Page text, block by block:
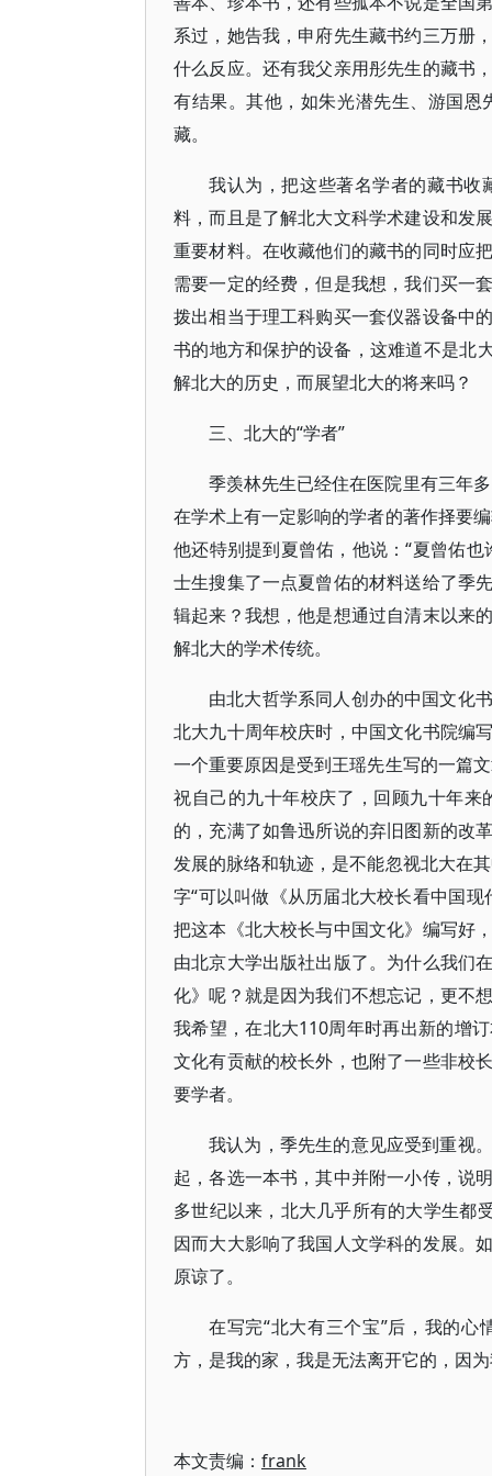
系过，她告我，申府先生藏书约三万册
什么反应。还有我父亲用彤先生的藏书
有结果。其他，如朱光潜先生、游国
藏。
我认为，把这些著名学者的藏书
料，而且是了解北大文科学术建设和发
重要材料。在收藏他们的藏书的同时应
需要一定的经费，但是我想，我们买一
拨出相当于理工科购买一套仪器设备中
书的地方和保护的设备，这难道不是北
解北大的历史，而展望北大的将来吗？
三、北大的“学者”
季羡林先生已经住在医院里有三年
在学术上有一定影响的学者的著作择要
他还特别提到夏曾佑，他说：“夏曾佑
士生搜集了一点夏曾佑的材料送给了季
辑起来？我想，他是想通过自清末以来
解北大的学术传统。
由北大哲学系同人创办的中国文化
北大九十周年校庆时，中国文化书院编
一个重要原因是受到王瑶先生写的一篇
祝自己的九十年校庆了，回顾九十年
的，充满了如鲁迅所说的弃旧图新的改
发展的脉络和轨迹，是不能忽视北大在
字“可以叫做《从历届北大校长看中国
把这本《北大校长与中国文化》编写好
由北京大学出版社出版了。为什么我们
化》呢？就是因为我们不想忘记，更不
我希望，在北大110周年时再出新的增
文化有贡献的校长外，也附了一些非校
要学者。
我认为，季先生的意见应受到重视
起，各选一本书，其中并附一小传，说
多世纪以来，北大几乎所有的大学生都
因而大大影响了我国人文学科的发展。
原谅了。
在写完“北大有三个宝”后，我的
方，是我的家，我是无法离开它的，因
本文责编： frank